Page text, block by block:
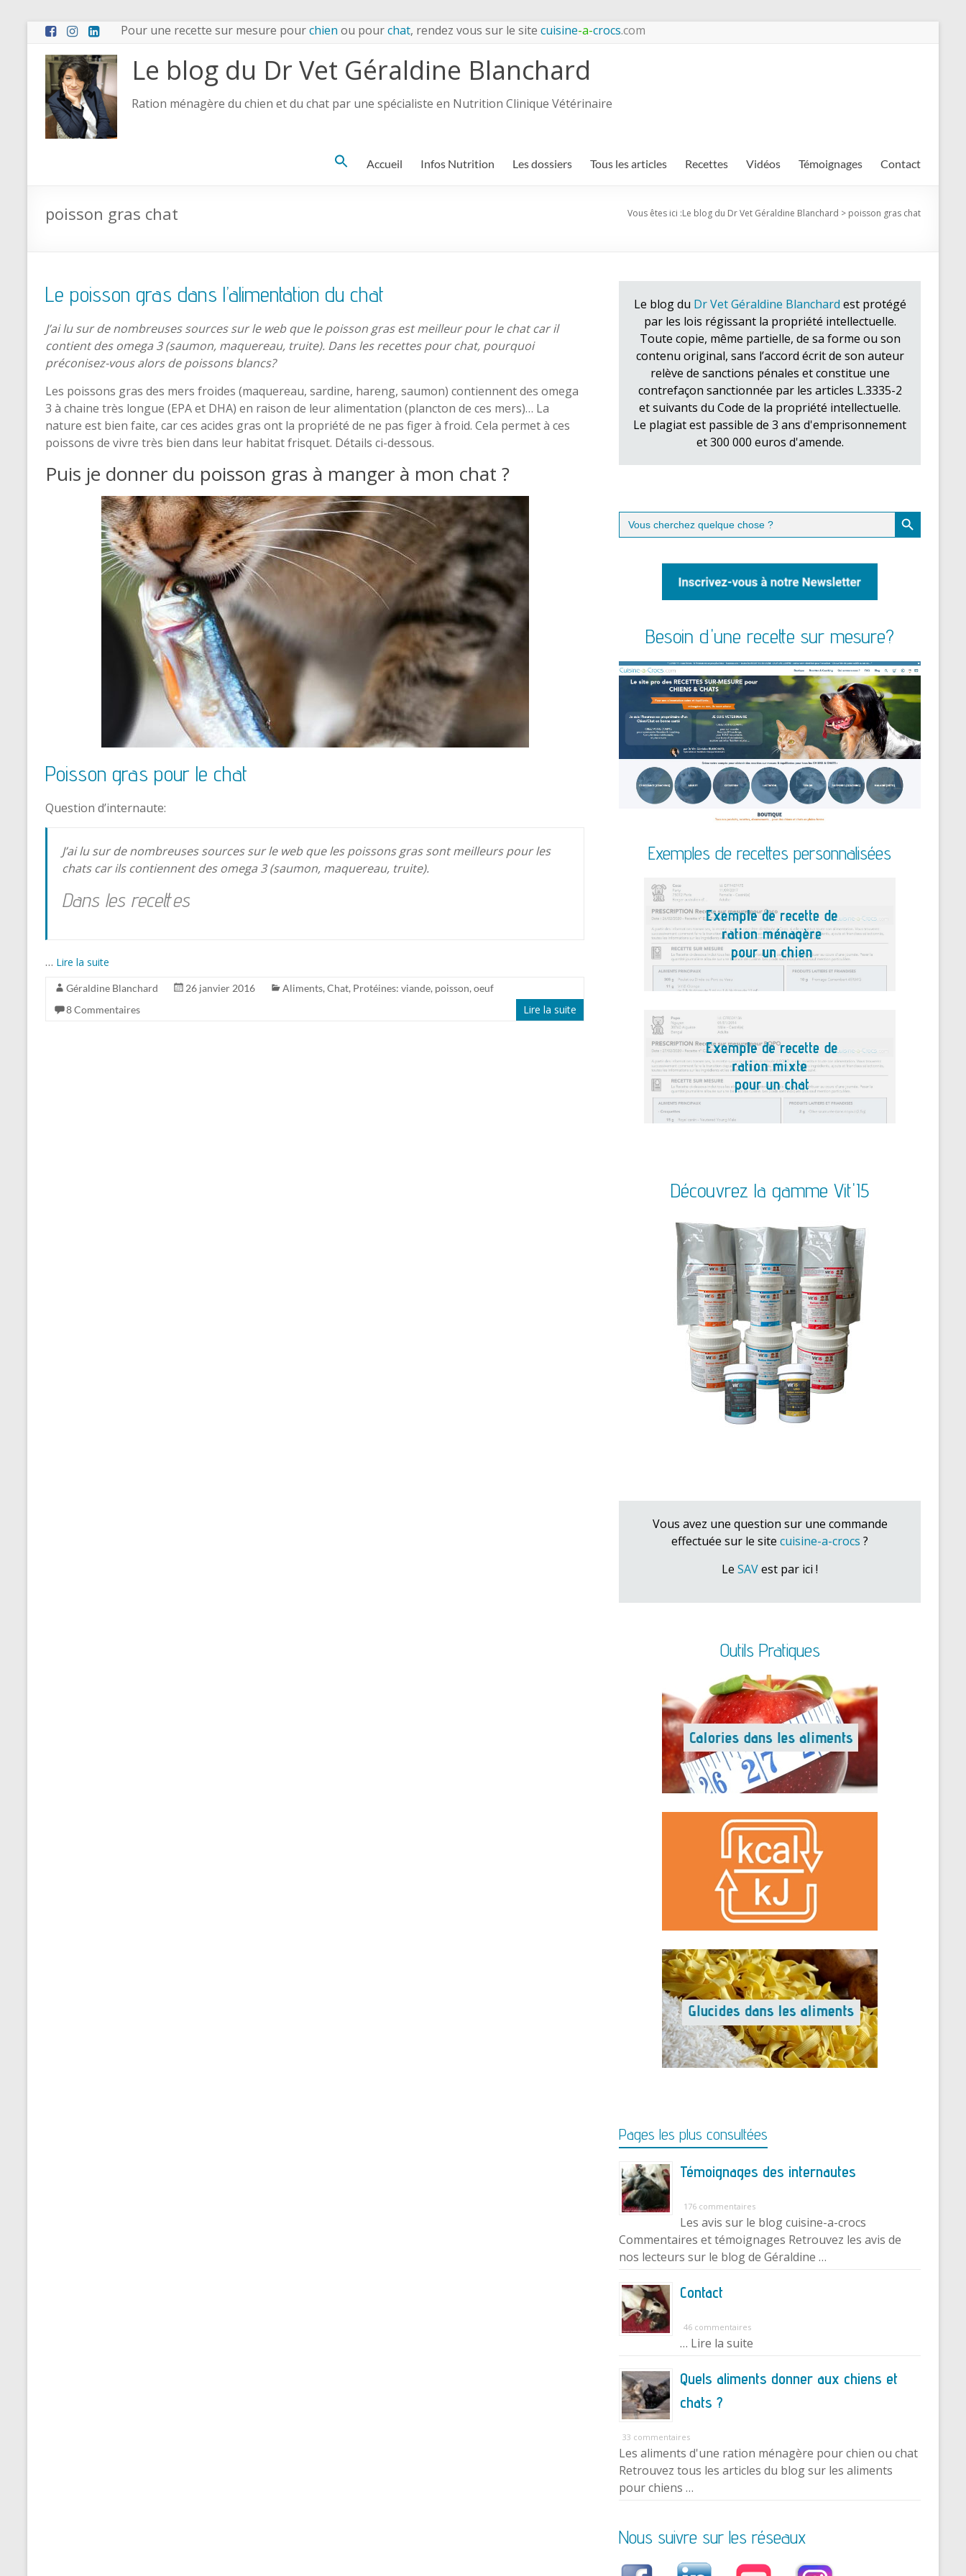
Pour une recette sur mesure pourchien ou pourchat, rendez vous sur le site cuisine-a-crocs.com
Le blog du Dr Vet Géraldine Blanchard
Ration ménagère du chien et du chat par une spécialiste en Nutrition Clinique Vétérinaire
Search Accueil Infos Nutrition Les dossiers Tous les articles Recettes Vidéos Témoignages Contact
poisson gras chat Vous êtes ici :Le blog du Dr Vet Géraldine Blanchard > poisson gras chat
Le poisson gras dans l’alimentation du chat
J’ai lu sur de nombreuses sources sur le web que le poisson gras est meilleur pour le chat car il
contient des omega 3 (saumon, maquereau, truite). Dans les recettes pour chat, pourquoi
préconisez-vous alors de poissons blancs?
Les poissons gras des mers froides (maquereau, sardine, hareng, saumon) contiennent des omega
3 à chaine très longue (EPA et DHA) en raison de leur alimentation (plancton de ces mers)… La
nature est bien faite, car ces acides gras ont la propriété de ne pas figer à froid. Cela permet à ces
poissons de vivre très bien dans leur habitat frisquet. Détails ci-dessous.
Puis je donner du poisson gras à manger à mon chat ?
Poisson gras pour le chat
Question d’internaute:
J’ai lu sur de nombreuses sources sur le web que les poissons gras sont meilleurs pour les
chats car ils contiennent des omega 3 (saumon, maquereau, truite).
Dans les recettes
… Lire la suite
Géraldine Blanchard 26 janvier 2016 Aliments, Chat, Protéines: viande, poisson, oeuf
8 Commentaires
Lire la suite
Le blog du Dr Vet Géraldine Blanchard est protégé
par les lois régissant la propriété intellectuelle.
Toute copie, même partielle, de sa forme ou son
contenu original, sans l’accord écrit de son auteur
relève de sanctions pénales et constitue une
contrefaçon sanctionnée par les articles L.3335-2
et suivants du Code de la propriété intellectuelle.
Le plagiat est passible de 3 ans d'emprisonnement
et 300 000 euros d'amende.
Search
for:
Search Button
Besoin d'une recette sur mesure?
Exemples de recettes personnalisées
Découvrez la gamme Vit'I5
Vous avez une question sur une commande
effectuée sur le site cuisine-a-crocs ?
Le SAVest par ici !
Outils Pratiques
Pages les plus consultées
Témoignages des internautes
176 commentaires
Les avis sur le blog cuisine-a-crocs
Commentaires et témoignages Retrouvez les avis de
nos lecteurs sur le blog de Géraldine …
Contact
46 commentaires
… Lire la suite
Quels aliments donner aux chiens et
chats ?
33 commentaires
Les aliments d'une ration ménagère pour chien ou chat
Retrouvez tous les articles du blog sur les aliments
pour chiens …
Nous suivre sur les réseaux